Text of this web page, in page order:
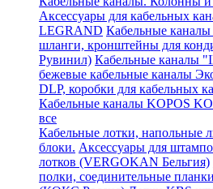
Аксессуары для кабельных
LEGRAND Кабельные
шланги, кронштейны для
Рувинил) Кабельные каналы
бежевые кабельные каналы
DLP, коробки для кабельных
Кабельные каналы KOPOS
все
Кабельные лотки, напольные
блоки. Аксессуары для
лотков (VERGOKAN Бельгия)
полки, соединительные